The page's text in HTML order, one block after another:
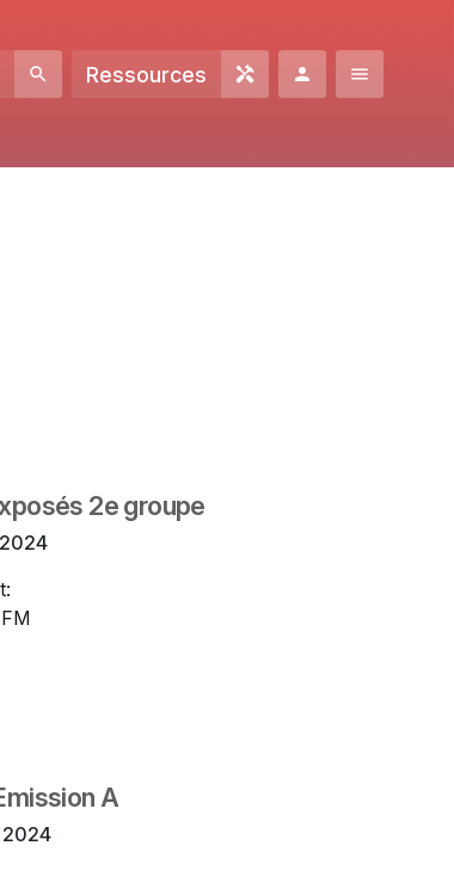
Ressources
2e groupe
A
2024